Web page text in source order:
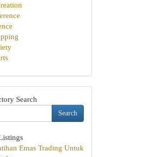
Search
Search
Emas Trading Untuk